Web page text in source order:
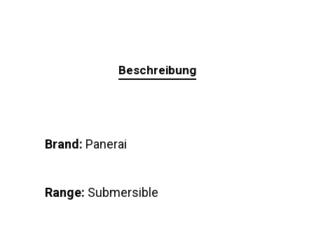
Beschreibung
Brand: Panerai
Range: Submersible